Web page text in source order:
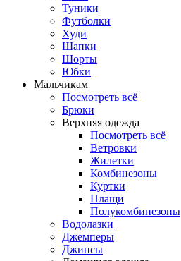
Туники
Футболки
Худи
Шапки
Шорты
Юбки
Мальчикам
Посмотреть всё
Брюки
Верхняя одежда
Посмотреть всё
Ветровки
Жилетки
Комбинезоны
Куртки
Плащи
Полукомбинезоны
Водолазки
Джемперы
Джинсы